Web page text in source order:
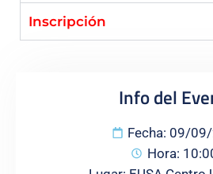
Programas
Inscripción
Info del
Fecha: 09/
Hora: